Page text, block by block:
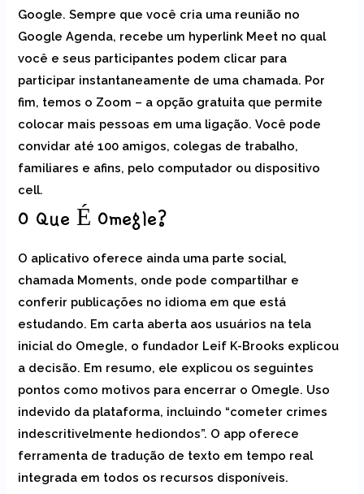
Google. Sempre que você cria uma reunião no
Google Agenda, recebe um hyperlink Meet no qual
você e seus participantes podem clicar para
participar instantaneamente de uma chamada. Por
fim, temos o Zoom – a opção gratuita que permite
colocar mais pessoas em uma ligação. Você pode
convidar até 100 amigos, colegas de trabalho,
familiares e afins, pelo computador ou dispositivo
cell.
O Que É Omegle?
O aplicativo oferece ainda uma parte social,
chamada Moments, onde pode compartilhar e
conferir publicações no idioma em que está
estudando. Em carta aberta aos usuários na tela
inicial do Omegle, o fundador Leif K-Brooks explicou
a decisão. Em resumo, ele explicou os seguintes
pontos como motivos para encerrar o Omegle. Uso
indevido da plataforma, incluindo “cometer crimes
indescritivelmente hediondos”. O app oferece
ferramenta de tradução de texto em tempo real
integrada em todos os recursos disponíveis.